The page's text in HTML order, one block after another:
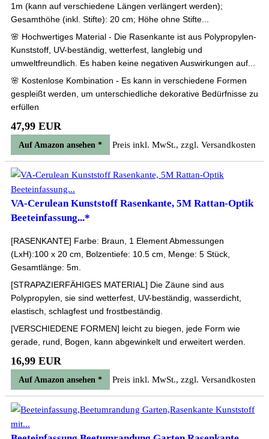
1m (kann auf verschiedene Längen verlängert werden);
Gesamthöhe (inkl. Stifte): 20 cm; Höhe ohne Stifte...
🌸 Hochwertiges Material - Die Rasenkante ist aus Polypropylen-
Kunststoff, UV-beständig, wetterfest, langlebig und
umweltfreundlich. Es haben keine negativen Auswirkungen auf...
🌸 Kostenlose Kombination - Es kann in verschiedene Formen
gespleißt werden, um unterschiedliche dekorative Bedürfnisse zu
erfüllen
47,99 EUR
Auf Amazon ansehen * Preis inkl. MwSt., zzgl. Versandkosten
VA-Cerulean Kunststoff Rasenkante, 5M Rattan-Optik
Beeteinfassung...*
[RASENKANTE] Farbe: Braun, 1 Element Abmessungen
(LxH):100 x 20 cm, Bolzentiefe: 10.5 cm, Menge: 5 Stück,
Gesamtlänge: 5m.
[STRAPAZIERFÄHIGES MATERIAL] Die Zäune sind aus
Polypropylen, sie sind wetterfest, UV-beständig, wasserdicht,
elastisch, schlagfest und frostbeständig.
[VERSCHIEDENE FORMEN] leicht zu biegen, jede Form wie
gerade, rund, Bogen, kann abgewinkelt und erweitert werden.
16,99 EUR
Auf Amazon ansehen * Preis inkl. MwSt., zzgl. Versandkosten